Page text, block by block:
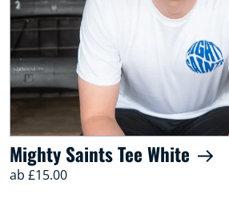
Mighty Saints Tee White
ab £15.00